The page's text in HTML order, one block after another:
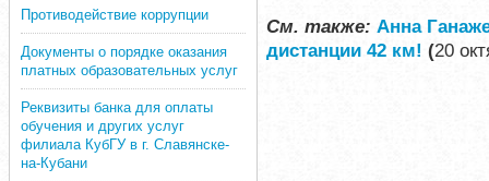
Противодействие коррупции
Документы о порядке оказания
платных образовательных услуг
Реквизиты банка для оплаты
обучения и других услуг
филиала КубГУ в г. Славянске-
на-Кубани
См. также: Анна
дистанции 42 км! (20